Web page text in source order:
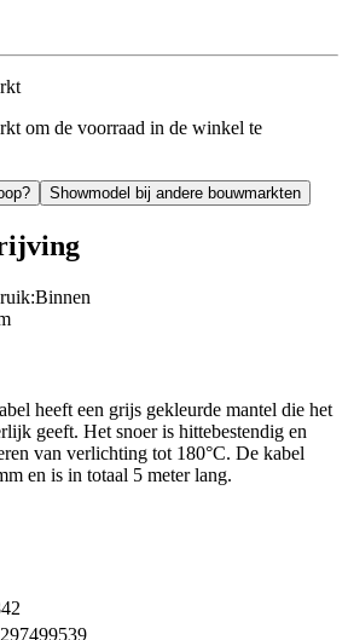
om de voorraad in de winkel te
Showmodel bij andere bouwmarkten
heeft een grijs gekleurde mantel die het
geeft. Het snoer is hittebestendig en
van verlichting tot 180°C. De kabel
en is in totaal 5 meter lang.